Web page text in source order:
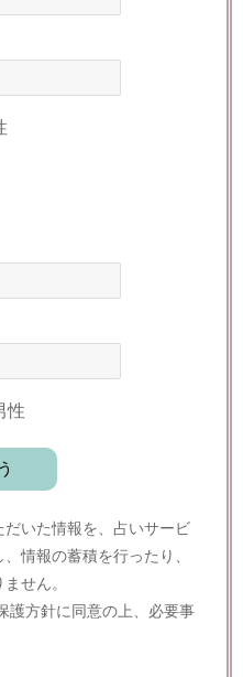
性
いた情報を、占いサービ
情報の蓄積を行ったり、
せん。
護方針に同意の上、必要事